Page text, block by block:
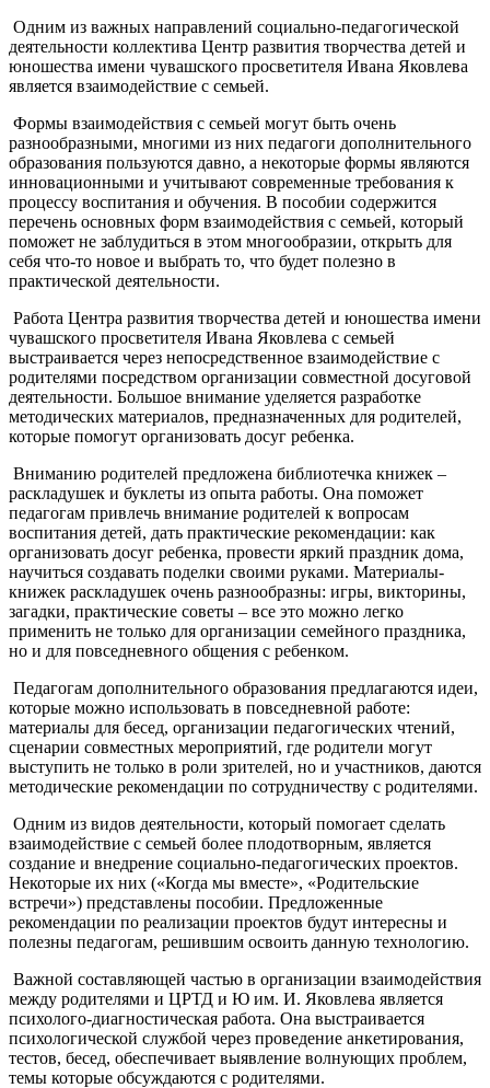
Одним из важных направлений социально-педагогической
деятельности коллектива Центр развития творчества детей и
юношества имени чувашского просветителя Ивана Яковлева
является взаимодействие с семьей.
Формы взаимодействия с семьей могут быть очень
разнообразными, многими из них педагоги дополнительного
образования пользуются давно, а некоторые формы являются
инновационными и учитывают современные требования к
процессу воспитания и обучения. В пособии содержится
перечень основных форм взаимодействия с семьей, который
поможет не заблудиться в этом многообразии, открыть для
себя что-то новое и выбрать то, что будет полезно в
практической деятельности.
Работа Центра развития творчества детей и юношества имени
чувашского просветителя Ивана Яковлева с семьей
выстраивается через непосредственное взаимодействие с
родителями посредством организации совместной досуговой
деятельности. Большое внимание уделяется разработке
методических материалов, предназначенных для родителей,
которые помогут организовать досуг ребенка.
Вниманию родителей предложена библиотечка книжек –
раскладушек и буклеты из опыта работы. Она поможет
педагогам привлечь внимание родителей к вопросам
воспитания детей, дать практические рекомендации: как
организовать досуг ребенка, провести яркий праздник дома,
научиться создавать поделки своими руками. Материалы-
книжек раскладушек очень разнообразны: игры, викторины,
загадки, практические советы – все это можно легко
применить не только для организации семейного праздника,
но и для повседневного общения с ребенком.
Педагогам дополнительного образования предлагаются идеи,
которые можно использовать в повседневной работе:
материалы для бесед, организации педагогических чтений,
сценарии совместных мероприятий, где родители могут
выступить не только в роли зрителей, но и участников, даются
методические рекомендации по сотрудничеству с родителями.
Одним из видов деятельности, который помогает сделать
взаимодействие с семьей более плодотворным, является
создание и внедрение социально-педагогических проектов.
Некоторые их них («Когда мы вместе», «Родительские
встречи») представлены пособии. Предложенные
рекомендации по реализации проектов будут интересны и
полезны педагогам, решившим освоить данную технологию.
Важной составляющей частью в организации взаимодействия
между родителями и ЦРТД и Ю им. И. Яковлева является
психолого-диагностическая работа. Она выстраивается
психологической службой через проведение анкетирования,
тестов, бесед, обеспечивает выявление волнующих проблем,
темы которые обсуждаются с родителями.